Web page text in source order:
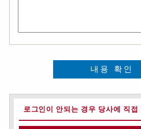
내용 확인
로그인이 안되는 경우 당사에 직접